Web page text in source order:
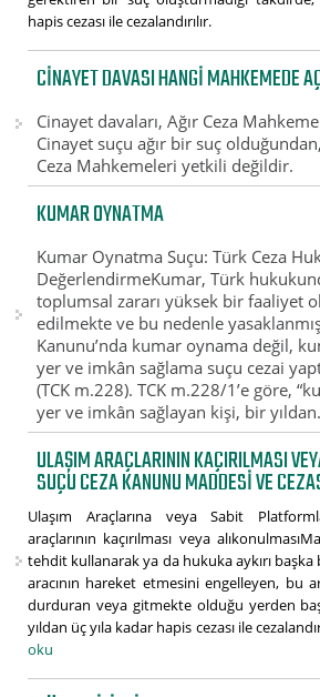
hapis cezası ile cezalandırılır.
CINAYET DAVASI HANGI MAHKEMEDE
Cinayet davaları, Ağır Ceza
Cinayet suçu ağır bir suç
Ceza Mahkemeleri yetkili değildir.
KUMAR OYNATMA
Kumar Oynatma Suçu: Türk Ceza
DeğerlendirmeKumar, Türk
toplumsal zararı yüksek bir faaliyet
edilmekte ve bu nedenle
Kanunu’nda kumar oynama değil,
yer ve imkân sağlama suçu cezai
(TCK m.228). TCK m.228/1’e göre,
yer ve imkân sağlayan kişi, bir
ULAŞIM ARAÇLARININ KAÇIRILMASI
SUÇU CEZA KANUNU MADDESI VE
Ulaşım Araçlarına veya Sabit
araçlarının kaçırılması veya
tehdit kullanarak ya da hukuka aykırı başka
aracının hareket etmesini engelleyen, bu
durduran veya gitmekte olduğu yerden
yıldan üç yıla kadar hapis cezası ile
oku